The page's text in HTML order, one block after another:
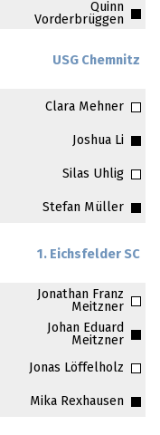
Quinn
Vorderbrüggen
USG Chemnitz
Clara Mehner
Joshua Li
Silas Uhlig
Stefan Müller
1. Eichsfelder SC
Jonathan Franz
Meitzner
Johan Eduard
Meitzner
Jonas Löffelholz
Mika Rexhausen